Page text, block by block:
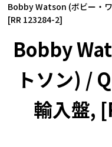
Bobby Watson (ボビー・
[RR 123284-2]
Bobby
トソン) /
輸入盤,